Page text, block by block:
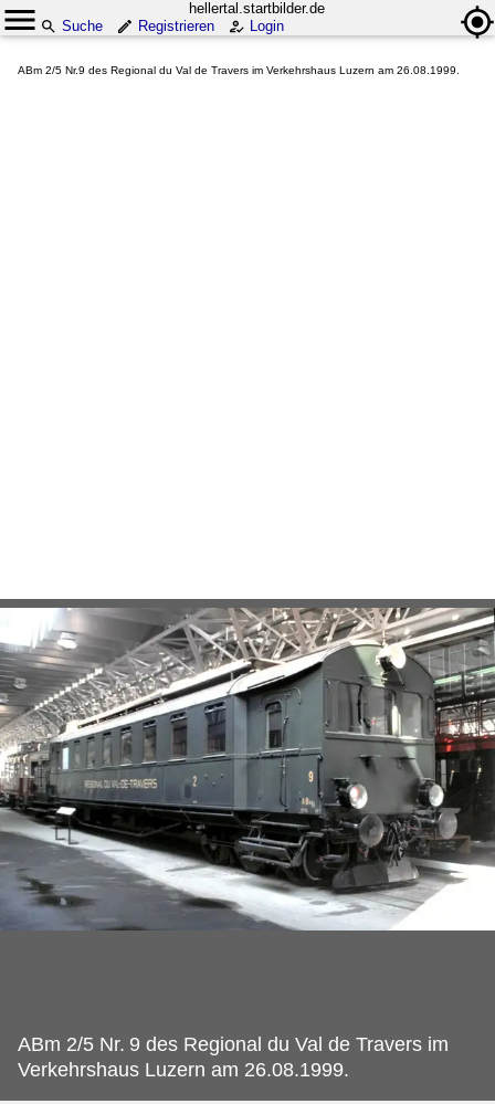
hellertal.startbilder.de
Suche
Registrieren Login
ABm 2/5 Nr.9 des Regional du Val de Travers im Verkehrshaus Luzern am 26.08.1999.
ABm 2/5 Nr. 9 des Regional du Val de Travers im
Verkehrshaus Luzern am 26.08.1999.